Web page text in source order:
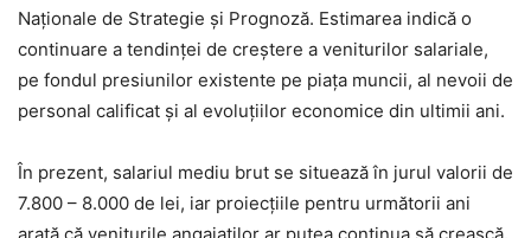
Naționale de Strategie și Prognoză. Estimarea indică o
continuare a tendinței de creștere a veniturilor salariale,
pe fondul presiunilor existente pe piața muncii, al nevoii de
personal calificat și al evoluțiilor economice din ultimii ani.
În prezent, salariul mediu brut se situează în jurul valorii de
7.800 – 8.000 de lei, iar proiecțiile pentru următorii ani
arată că veniturile angajaților ar putea continua să crească.